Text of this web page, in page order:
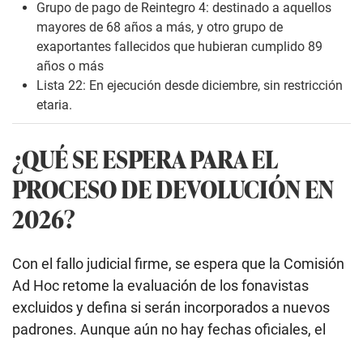
Grupo de pago de Reintegro 4: destinado a aquellos
mayores de 68 años a más, y otro grupo de
exaportantes fallecidos que hubieran cumplido 89
años o más
Lista 22: En ejecución desde diciembre, sin restricción
etaria.
¿QUÉ SE ESPERA PARA EL
PROCESO DE DEVOLUCIÓN EN
2026?
Con el fallo judicial firme, se espera que la Comisión
Ad Hoc retome la evaluación de los fonavistas
excluidos y defina si serán incorporados a nuevos
padrones. Aunque aún no hay fechas oficiales, el